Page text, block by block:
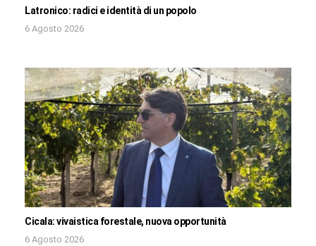
Latronico: radici e identità di un popolo
6 Agosto 2026
Cicala: vivaistica forestale, nuova opportunità
6 Agosto 2026